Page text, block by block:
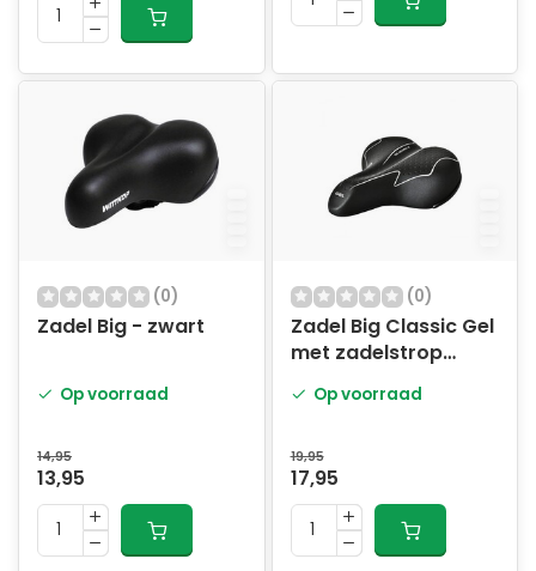
(0)
Zadel Big - zwart
Op voorraad
14,95
13,95
(0)
Zadel Big Classic Gel
met zadelstrop
Op voorraad
19,95
17,95